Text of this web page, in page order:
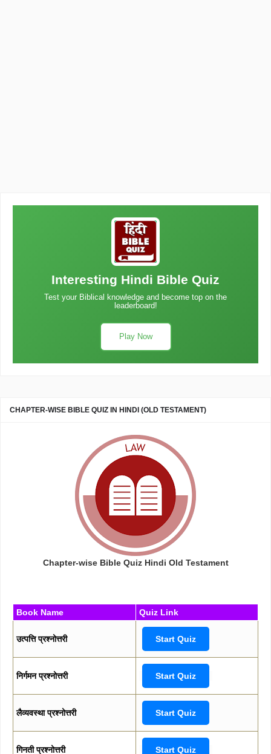
Interesting Hindi Bible Quiz
Test your Biblical knowledge and become top on the
leaderboard!
Play Now
CHAPTER-WISE BIBLE QUIZ IN HINDI (OLD TESTAMENT)
Chapter-wise Bible Quiz Hindi Old Testament
Book Name Quiz Link
उत्पत्ति प्रश्नोत्तरी Start Quiz
निर्गमन प्रश्नोत्तरी Start Quiz
लैव्यवस्था प्रश्नोत्तरी Start Quiz
गिनती प्रश्नोत्तरी Start Quiz